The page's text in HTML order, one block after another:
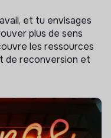
et tu envisages
plus de sens
les ressources
de reconversion et